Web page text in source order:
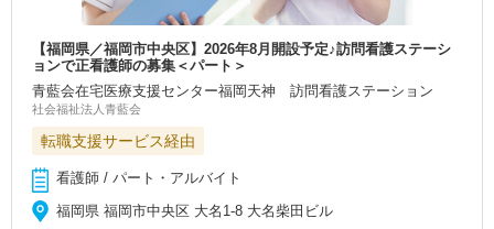
【福岡県／福岡市中央区】2026年8月開設予定♪訪問看護ステーシ
ョンで正看護師の募集＜パート＞
青藍会在宅医療支援センター福岡天神 訪問看護ステーション
社会福祉法人青藍会
転職支援サービス経由
看護師 / パート・アルバイト
福岡県 福岡市中央区 大名1‐8 大名柴田ビル